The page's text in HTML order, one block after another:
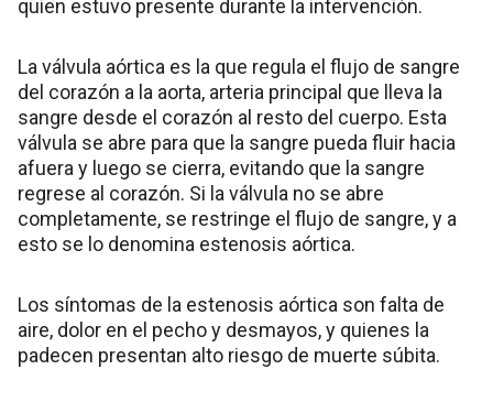
quien estuvo presente durante la intervención.
La válvula aórtica es la que regula el flujo de sangre
del corazón a la aorta, arteria principal que lleva la
sangre desde el corazón al resto del cuerpo. Esta
válvula se abre para que la sangre pueda fluir hacia
afuera y luego se cierra, evitando que la sangre
regrese al corazón. Si la válvula no se abre
completamente, se restringe el flujo de sangre, y a
esto se lo denomina estenosis aórtica.
Los síntomas de la estenosis aórtica son falta de
aire, dolor en el pecho y desmayos, y quienes la
padecen presentan alto riesgo de muerte súbita.